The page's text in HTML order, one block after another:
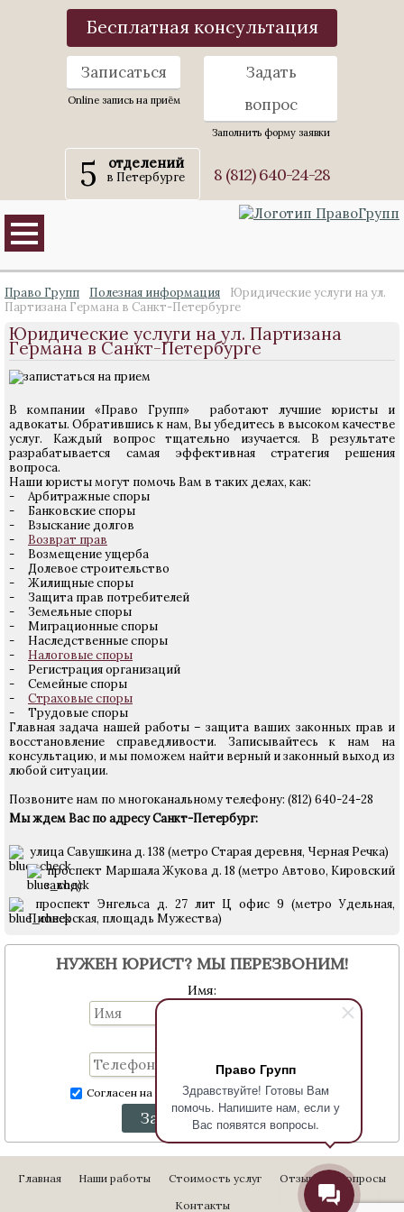
Право Групп
Здравствуйте! Готовы Вам
помочь. Напишите нам, если у
Вас появятся вопросы.
Бесплатная консультация
Записаться
Online запись на приём
Задать
вопрос
Заполнить форму заявки
5 отделений
в Петербурге 8 (812) 640-24-28
Право Групп Полезная информация
Юридические услуги на ул.
Партизана Германа в Санкт-Петербурге
Юридические услуги на ул. Партизана
Германа в Санкт-Петербурге
В компании «Право Групп» работают лучшие юристы и
адвокаты. Обратившись к нам, Вы убедитесь в высоком качестве
услуг. Каждый вопрос тщательно изучается. В результате
разрабатывается самая эффективная стратегия решения
вопроса.
Наши юристы могут помочь Вам в таких делах, как:
- Арбитражные споры
- Банковские споры
- Взыскание долгов
- Возврат прав
- Возмещение ущерба
- Долевое строительство
- Жилищные споры
- Защита прав потребителей
- Земельные споры
- Миграционные споры
- Наследственные споры
- Налоговые споры
- Регистрация организаций
- Семейные споры
- Страховые споры
- Трудовые споры
Главная задача нашей работы – защита ваших законных прав и
восстановление справедливости. Записывайтесь к нам на
консультацию, и мы поможем найти верный и законный выход из
любой ситуации.
Позвоните нам по многоканальному телефону: (812) 640-24-28
Мы ждем Вас по адресу Санкт-Петербург:
улица Савушкина д. 138 (метро Старая деревня, Черная Речка)
проспект Маршала Жукова д. 18 (метро Автово, Кировский
завод)
проспект Энгельса д. 27 лит Ц офис 9 (метро Удельная,
Пионерская, площадь Мужества)
НУЖЕН ЮРИСТ? МЫ ПЕРЕЗВОНИМ!
Имя:
Согласен на обработку персональных данных
Заказать звонок
Главная Наши работы Стоимость услуг Отзывы
Вопросы
Контакты